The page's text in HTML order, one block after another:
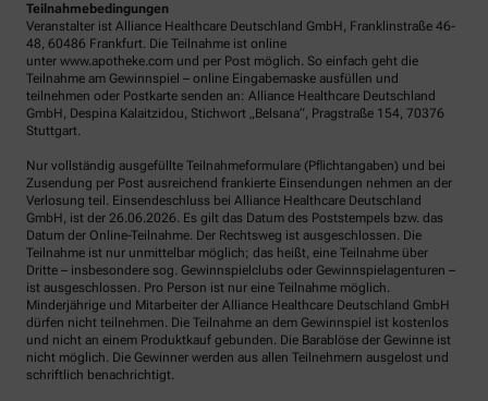
Teilnahmebedingungen
Veranstalter ist Alliance Healthcare Deutschland GmbH, Franklinstraße 46-
48, 60486 Frankfurt. Die Teilnahme ist online
unter www.apotheke.com und per Post möglich. So einfach geht die
Teilnahme am Gewinnspiel – online Eingabemaske ausfüllen und
teilnehmen oder Postkarte senden an: Alliance Healthcare Deutschland
GmbH, Despina Kalaitzidou, Stichwort „Belsana“, Pragstraße 154, 70376
Stuttgart.
Nur vollständig ausgefüllte Teilnahmeformulare (Pflichtangaben) und bei
Zusendung per Post ausreichend frankierte Einsendungen nehmen an der
Verlosung teil. Einsendeschluss bei Alliance Healthcare Deutschland
GmbH, ist der 26.06.2026. Es gilt das Datum des Poststempels bzw. das
Datum der Online-Teilnahme. Der Rechtsweg ist ausgeschlossen. Die
Teilnahme ist nur unmittelbar möglich; das heißt, eine Teilnahme über
Dritte – insbesondere sog. Gewinnspielclubs oder Gewinnspielagenturen –
ist ausgeschlossen. Pro Person ist nur eine Teilnahme möglich.
Minderjährige und Mitarbeiter der Alliance Healthcare Deutschland GmbH
dürfen nicht teilnehmen. Die Teilnahme an dem Gewinnspiel ist kostenlos
und nicht an einem Produktkauf gebunden. Die Barablöse der Gewinne ist
nicht möglich. Die Gewinner werden aus allen Teilnehmern ausgelost und
schriftlich benachrichtigt.